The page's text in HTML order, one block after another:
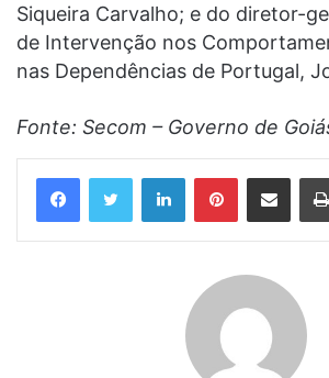
Siqueira Carvalho; e do diretor-
de Intervenção nos
nas Dependências de Portugal,
Fonte: Secom – Governo de
LinkedinPinterestCompartilhar via e-mail